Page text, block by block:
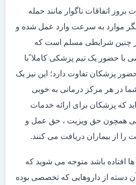
اتفاقات ناگوار مانند حمله
موارد به سرعت وارد عمل شده و
چنین شرایطی مسلم است که
با حضور یک تیم پزشکی کاملا ًبا
پزشکان تفاوت دارد؛ این نیز یک
در هر مرکز درمانی به خوبی
که پزشکان برای ارائه خدمات
همچون حق ویزیت ، حق عمل و
را از بیماران دریافت می کنند.
ها افتاده باشد متوجه می شوید که
دسته از داروهایی که تخصصی بوده